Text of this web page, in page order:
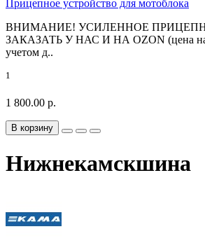
Прицепное устройство для мотоблока
ВНИМАНИЕ! УСИЛЕННОЕ
ЗАКАЗАТЬ У НАС И НА OZON (цена на
учетом д..
1
1 800.00 р.
В корзину
Нижнекамскшина